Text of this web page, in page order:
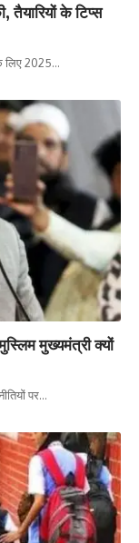
तैयारियों के टिप्स
लिए 2025…
मुख्यमंत्री क्यों
पर…